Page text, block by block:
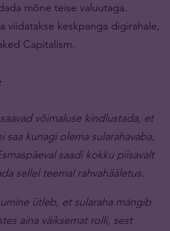
mõne teise valuutaga.
viidatakse keskpanga digirahale,
Capitalism.
võimaluse kindlustada, et
saa kunagi olema sularahavaba,
saadi kokku piisavalt
sellel teemal rahvahääletus.
ütleb, et sularaha mängib
aina väiksemat rolli, sest